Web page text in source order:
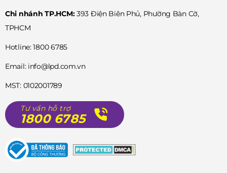
Chi nhánh TP.HCM:393 Điện Biên Phủ, Phường Bàn Cờ,
TPHCM
Hotline: 1800 6785
Email: info@lpd.com.vn
MST: 0102001789
Tư vấn hỗ trợ
1800 6785